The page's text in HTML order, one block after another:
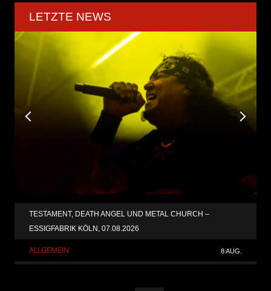
LETZTE NEWS
TESTAMENT, DEATH ANGEL UND METAL CHURCH –
ESSIGFABRIK KÖLN, 07.08.2026
ALLGEMEIN 8 AUG.